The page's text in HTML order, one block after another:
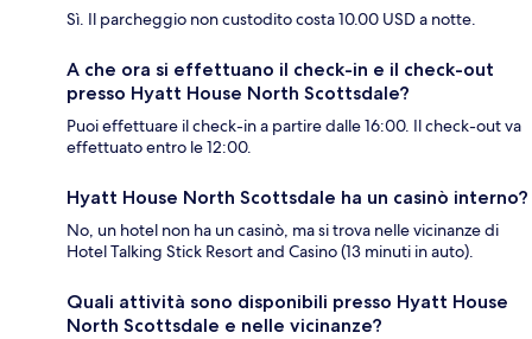
Sì. Il parcheggio non custodito costa 10.00 USD a notte.
A che ora si effettuano il check-in e il check-out
presso Hyatt House North Scottsdale?
Puoi effettuare il check-in a partire dalle 16:00. Il check-out va
effettuato entro le 12:00.
Hyatt House North Scottsdale ha un casinò interno?
No, un hotel non ha un casinò, ma si trova nelle vicinanze di
Hotel Talking Stick Resort and Casino (13 minuti in auto).
Quali attività sono disponibili presso Hyatt House
North Scottsdale e nelle vicinanze?